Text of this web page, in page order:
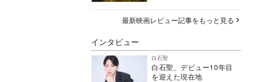
最新映画レビュー記事をもっと見る
インタビュー
白石聖
白石聖、デビュー10年目
を迎えた現在地